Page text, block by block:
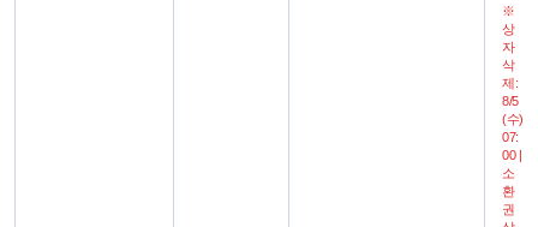
※
상
자
삭
제:
8/5
(수)
07:
00 |
소
환
권